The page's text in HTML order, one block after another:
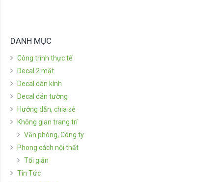
DANH MỤC
Công trình thực tế
Decal 2 mặt
Decal dán kính
Decal dán tường
Hướng dẫn, chia sẻ
Không gian trang trí
Văn phòng, Công ty
Phong cách nội thất
Tối giản
Tin Tức